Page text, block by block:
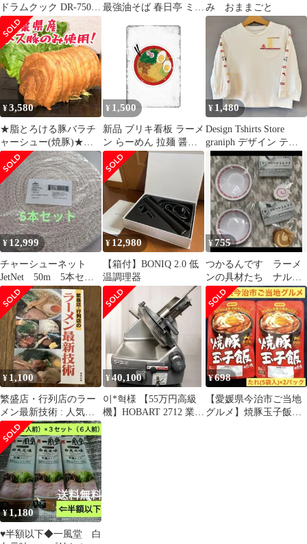
ドラムクック DR-750N
自動回転調理器
最強油そば 春日亭 ミニ
マノフーズ
み おままごと
¥3,580
★脂とろける豚バラチ
ャーシュー(焼豚)★ラ
ーメンやおつまみに！
人気お取り寄せグル
メ #キッチンカーのら
¥ 1,500
新品 ブリキ看板 ラーメ
ン らーめん 拉麺 醤油
ラーメン 味玉 チャーシ
ュー 和食 中華 屋台 居
酒屋 レストラン ヴィン
テージ インテリア 壁飾
り おしゃれ
¥ 1,480
Design Tshirts Store
graniph デザイン ティ
ーシャツ ストア グラニ
フ ロンT Tee 長袖 カッ
トソー L/S ラーメン ダ
イスキ Kids Jounior キ
ッズ ジュニア サイズ
100cm
¥12,999
チャーシューネット
JetNet 50m 5本セッ
ト
¥ 12,980
【箱付】BONIQ 2.0 低
温調理器
¥ 755
つかるんです ラーメ
ンの具材たち ナル
ト チャーシュー
¥ 1,100
繁盛店・行列店のラー
メン最新技術 : 人気を
呼ぶスープ・タレ・チ
ャーシューetc
¥40,100
이*혁様 【55万円高級
機】HOBART 2712 業務
¥698
【愛媛県今治市ご当地
グルメ】焼豚玉子飯の
¥1,180
♥半額以下◆一風堂 白